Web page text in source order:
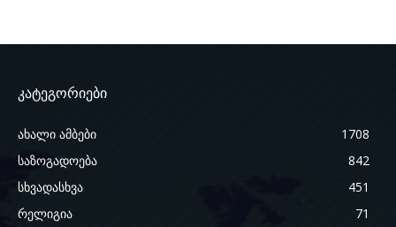
კატეგორიები
ახალი ამბები
1708
საზოგადოება
842
სხვადასხვა
451
რელიგია
71